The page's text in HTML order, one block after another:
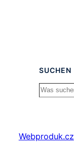
SUCHEN
Search
Webproduk.cz